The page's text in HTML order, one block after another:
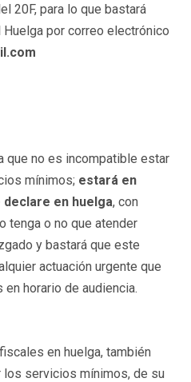
20F, para lo que bastará
por correo electrónico
que no es incompatible estar
mínimos; estará en
en huelga, con
tenga o no que atender
y bastará que este
actuación urgente que
horario de audiencia.
en huelga, también
los servicios mínimos, de su